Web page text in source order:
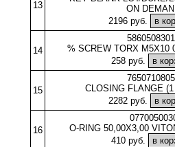
13
ON
2196 руб.
14
% SCREW TORX M5X10
258 руб.
15
CLOSING FLANGE
2282 руб.
16
O-RING 50,00X3,00
410 руб.